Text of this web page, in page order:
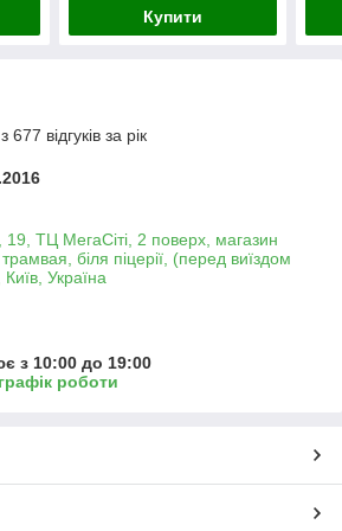
Купити
відгуків за рік
19, ТЦ МегаСіті, 2 поверх, магазин
біля піцерії, (перед виїздом
Україна
з 10:00 до 19:00
роботи